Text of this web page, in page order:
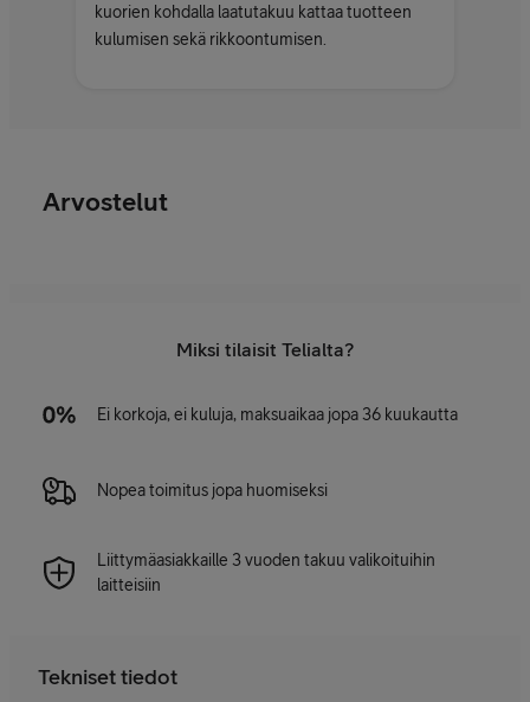
kuorien kohdalla laatutakuu kattaa tuotteen
kulumisen sekä rikkoontumisen.
Arvostelut
Miksi tilaisit Telialta?
Ei korkoja, ei kuluja, maksuaikaa jopa 36 kuukautta
Nopea toimitus jopa huomiseksi
Liittymäasiakkaille 3 vuoden takuu valikoituihin
laitteisiin
Tekniset tiedot